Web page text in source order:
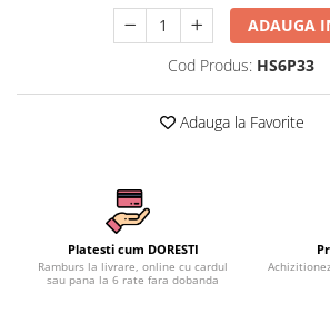
Lenjerii De Pat Premium Collection
Set Lenjerie De Pat, 7 Piese, Cu
Pilota / Cuvertura Inclusa
11 Piese, Cuvertura Inclusa
Lenjerii De Pat, Finet Premium, 1
Lenjerii De Pat Damasc 1 Persoana
Lenjerii De Pat, Imprimeu 3D, 1
ADAUGA
Cod Produs: HS6P33
Adauga la Favorite
Platesti cum DORESTI
Ramburs la livrare, online cu cardul
sau pana la 6 rate fara dobanda